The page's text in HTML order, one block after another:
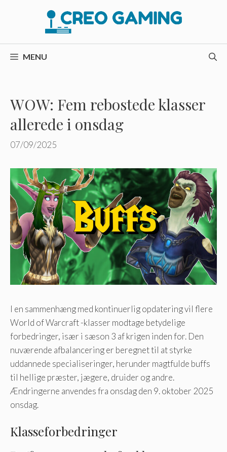
MENU
WOW: Fem rebostede klasser
allerede i onsdag
07/09/2025
I en sammenhæng med kontinuerlig opdatering vil flere
World of Warcraft -klasser modtage betydelige
forbedringer, især i sæson 3 af krigen inden for. Den
nuværende afbalancering er beregnet til at styrke
uddannede specialiseringer, herunder magtfulde buffs
til hellige præster, jægere, druider og andre.
Ændringerne anvendes fra onsdag den 9. oktober 2025
onsdag.
Klasseforbedringer